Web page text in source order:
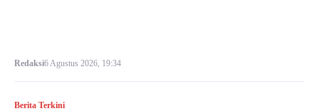
Redaksi6 Agustus 2026, 19:34
Berita Terkini